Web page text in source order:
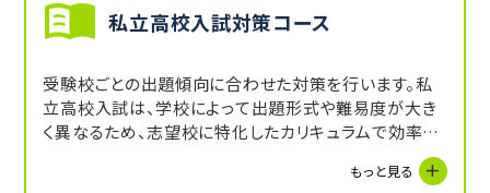
私立高校入試対策コース
受験校ごとの出題傾向に合わせた対策を行います。私
立高校入試は、学校によって出題形式や難易度が大き
く異なるため、志望校に特化したカリキュラムで効率よ
もっと見る